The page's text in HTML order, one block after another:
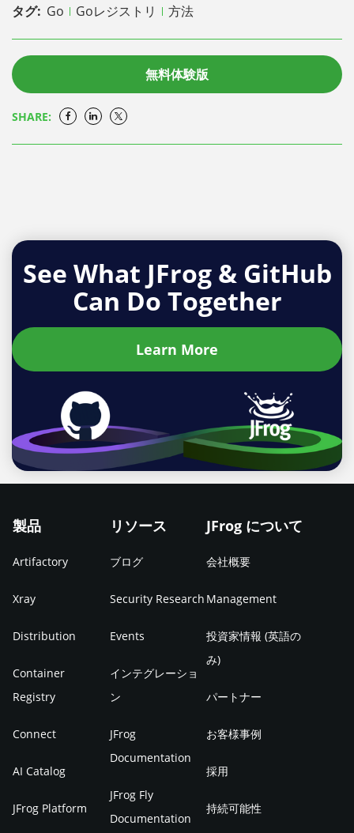
タグ: Go Goレジストリ 方法
無料体験版
SHARE:
See What JFrog & GitHub
Can Do Together
Learn More
製品
Artifactory
Xray
Distribution
Container
Registry
Connect
AI Catalog
JFrog Platform
リソース
ブログ
Security Research
Events
インテグレーショ
ン
JFrog
Documentation
JFrog Fly
Documentation
JFrog について
会社概要
Management
投資家情報 (英語の
み)
パートナー
お客様事例
採用
持続可能性